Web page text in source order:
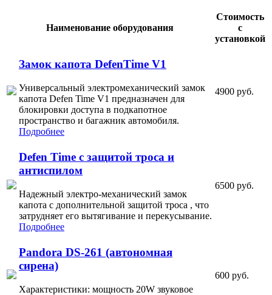
Наименование оборудования
Стоимость
с
установкой
Замок капота DefenTime V1
Универсальный электромеханический замок
капота Defen Time V1 предназначен для
блокировки доступа в подкапотное
пространство и багажник автомобиля.
Подробнее
4900 руб.
Defen Time с защитой троса и
антиспилом
Надежный электро-механический замок
капота с дополнительной защитой троса , что
затрудняет его вытягивание и перекусывание.
Подробнее
6500 руб.
Pandora DS-261 (автономная
сирена)
Характеристики: мощность 20W звуковое
600 руб.